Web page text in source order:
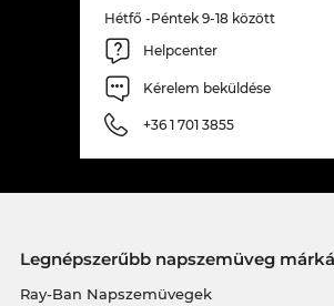
Hétfő -Péntek 9-18 között
Helpcenter
Kérelem beküldése
+36 1 701 3855
Legnépszerűbb napszemüveg
Ray-Ban Napszemüvegek